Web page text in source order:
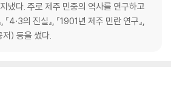
비교연구
연구
와 역사적 기억
냈다. 주로 제주 민중의 역사를 연구하고
『4·3의 진실』, 『1901년 제주 민란 연구』,
저) 등을 썼다.